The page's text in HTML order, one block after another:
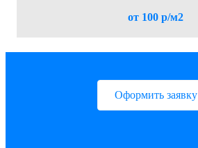
от 100 р/м2
Оформить заявку